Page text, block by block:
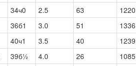
34ч0 2.5 63 1220
36б1 3.0 51 1336
40ч1 3.5 40 1239
39б½ 4.0 26 1085